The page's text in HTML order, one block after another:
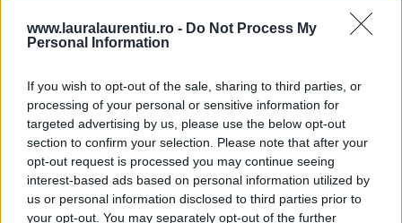
www.lauralaurentiu.ro - Do Not Process My
Personal Information
If you wish to opt-out of the sale, sharing to third parties, or
processing of your personal or sensitive information for
targeted advertising by us, please use the below opt-out
section to confirm your selection. Please note that after your
opt-out request is processed you may continue seeing
interest-based ads based on personal information utilized by
us or personal information disclosed to third parties prior to
your opt-out. You may separately opt-out of the further
12 comentarii la Supa crema de napi
Matanie Aurelian spune:
6 aprilie, 2015 la 23:34